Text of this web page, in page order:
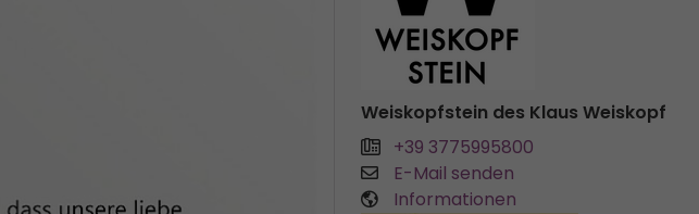
Weiskopfstein des Klaus Weiskopf
+39 3775995800
E-Mail senden
Informationen